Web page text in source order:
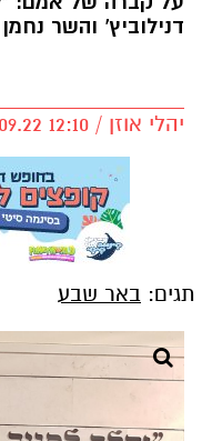
דנילוביץ' והשר
יהלי אוזן / 12:10 25.09.22
תגים: באר שבע